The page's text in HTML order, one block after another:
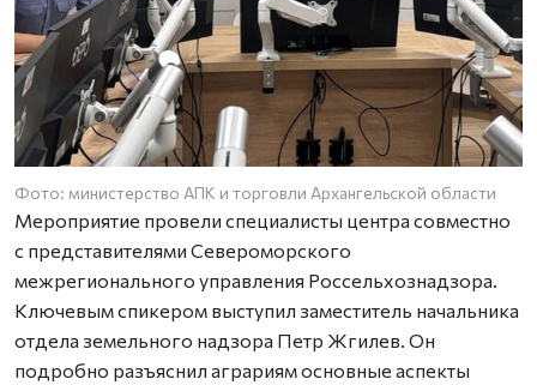
Фото: министерство АПК и торговли Архангельской области
Мероприятие провели специалисты центра совместно
с представителями Североморского
межрегионального управления Россельхознадзора.
Ключевым спикером выступил заместитель начальника
отдела земельного надзора Петр Жгилев. Он
подробно разъяснил аграриям основные аспекты